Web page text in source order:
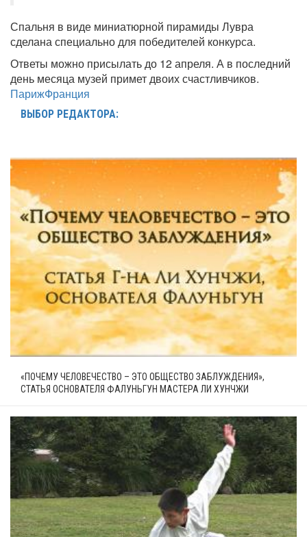
Спальня в виде миниатюрной пирамиды Лувра
сделана специально для победителей конкурса.
Ответы можно присылать до 12 апреля. А в последний
день месяца музей примет двоих счастливчиков.
ПарижФранция
ВЫБОР РЕДАКТОРА:
«ПОЧЕМУ ЧЕЛОВЕЧЕСТВО – ЭТО ОБЩЕСТВО ЗАБЛУЖДЕНИЯ»,
СТАТЬЯ ОСНОВАТЕЛЯ ФАЛУНЬГУН МАСТЕРА ЛИ ХУНЧЖИ